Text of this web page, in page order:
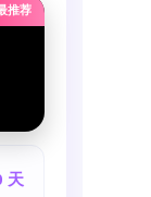
推荐
天